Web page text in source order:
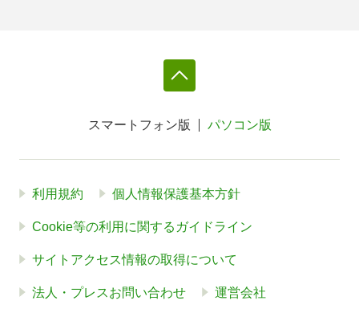
スマートフォン版 パソコン版
利用規約 個人情報保護基本方針
Cookie等の利用に関するガイドライン
サイトアクセス情報の取得について
法人・プレスお問い合わせ 運営会社